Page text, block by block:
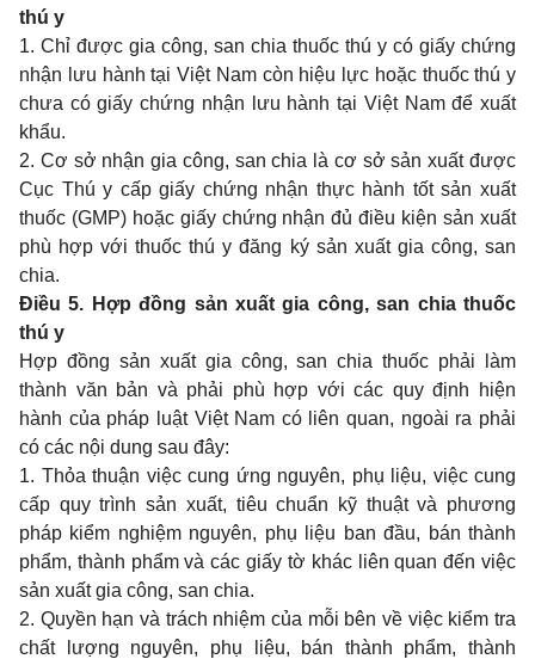
thú y
1. Chỉ được gia công, san chia thuốc thú y có giấy chứng
nhận lưu hành tại Việt Nam còn hiệu lực hoặc thuốc thú y
chưa có giấy chứng nhận lưu hành tại Việt Nam để xuất
khẩu.
2. Cơ sở nhận gia công, san chia là cơ sở sản xuất được
Cục Thú y cấp giấy chứng nhận thực hành tốt sản xuất
thuốc (GMP) hoặc giấy chứng nhận đủ điều kiện sản xuất
phù hợp với thuốc thú y đăng ký sản xuất gia công, san
chia.
Điều 5. Hợp đồng sản xuất gia công, san chia thuốc
thú y
Hợp đồng sản xuất gia công, san chia thuốc phải làm
thành văn bản và phải phù hợp với các quy định hiện
hành của pháp luật Việt Nam có liên quan, ngoài ra phải
có các nội dung sau đây:
1. Thỏa thuận việc cung ứng nguyên, phụ liệu, việc cung
cấp quy trình sản xuất, tiêu chuẩn kỹ thuật và phương
pháp kiểm nghiệm nguyên, phụ liệu ban đầu, bán thành
phẩm, thành phẩm và các giấy tờ khác liên quan đến việc
sản xuất gia công, san chia.
2. Quyền hạn và trách nhiệm của mỗi bên về việc kiểm tra
chất lượng nguyên, phụ liệu, bán thành phẩm, thành